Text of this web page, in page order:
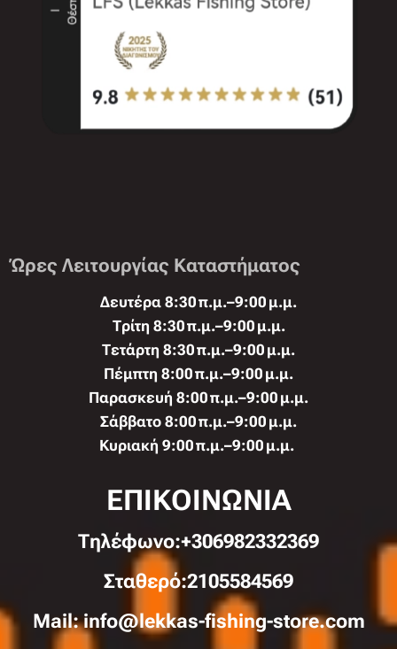
Ώρες Λειτουργίας Καταστήματος
Δευτέρα 8:30 π.μ.–9:00 μ.μ.
Τρίτη 8:30 π.μ.–9:00 μ.μ.
Τετάρτη 8:30 π.μ.–9:00 μ.μ.
Πέμπτη 8:00 π.μ.–9:00 μ.μ.
Παρασκευή 8:00 π.μ.–9:00 μ.μ.
Σάββατο 8:00 π.μ.–9:00 μ.μ.
Κυριακή 9:00 π.μ.–9:00 μ.μ.
ΕΠΙΚΟΙΝΩΝΙΑ
Τηλέφωνo:+306982332369
Σταθερό:2105584569
Mail: info@lekkas-fishing-store.com